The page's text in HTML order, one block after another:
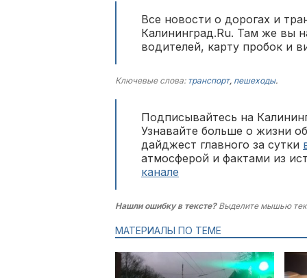
Все новости о дорогах и
Калининград.Ru. Там же вы
водителей, карту пробок и
Ключевые слова: транспорт, пешеходы.
Подписывайтесь на
Узнавайте больше о жизни
дайджест главного за сутки
атмосферой и фактами из
канале
Нашли ошибку в тексте?Выделите мышью
МАТЕРИАЛЫ ПО ТЕМЕ